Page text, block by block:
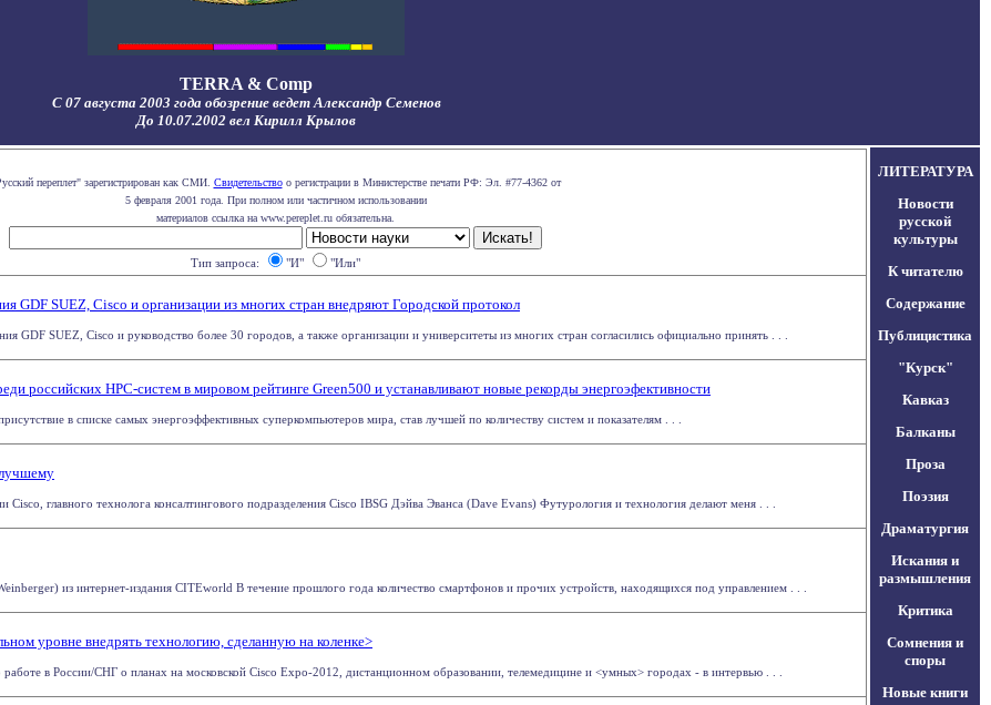
TERRA & Comp
С 07 августа 2003 года обозрение ведет Александр Семенов
До 10.07.2002 вел Кирилл Крылов
переплет" зарегистрирован как СМИ. Свидетельствоо регистрации в Министерстве печати РФ: Эл. #77-4362 от
5 февраля 2001 года. При полном или частичном использовании
материалов ссылка на www.pereplet.ru обязательна.
Тип запроса: "И" "Или"
GDF SUEZ, Cisco и организации из многих стран внедряют Городской протокол
GDF SUEZ, Cisco и руководство более 30 городов, а также организации и университеты из многих стран согласились официально принять . . .
российских HPC-систем в мировом рейтинге Green500 и устанавливают новые рекорды энергоэфективности
в списке самых энергоэффективных суперкомпьютеров мира, став лучшей по количеству систем и показателям . . .
Cisco, главного технолога консалтингового подразделения Cisco IBSG Дэйва Эванса (Dave Evans) Футурология и технология делают меня . . .
из интернет-издания CITEworld В течение прошлого года количество смартфонов и прочих устройств, находящихся под управлением . . .
уровне внедрять технологию, сделанную на коленке>
в России/СНГ о планах на московской Cisco Expo-2012, дистанционном образовании, телемедицине и <умных> городах - в интервью . . .
ЛИТЕРАТУРА
Новости
русской
культуры
К читателю
Содержание
Публицистика
"Курск"
Кавказ
Балканы
Проза
Поэзия
Драматургия
Искания и
размышления
Критика
Сомнения и
споры
Новые книги